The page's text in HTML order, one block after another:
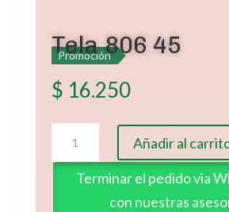
Promoción
Tela 806 45
$ 16.250
45
cantidad
Añadir al
Terminar el pedido via
con nuestras